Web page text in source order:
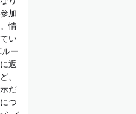
加
情
い
ー
返
、
だ
つ